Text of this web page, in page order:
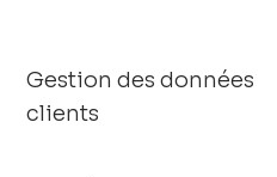
Gestion des données
clients